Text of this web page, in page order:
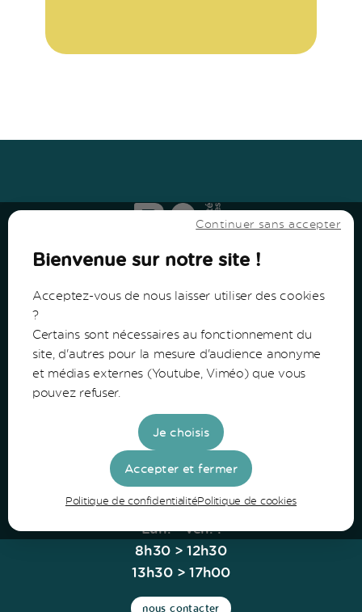
Communauté de Communes du Bazadais
Lieu-Dit Coucut
33430 Bazas
Tel: 05 56 25 28 81
Horaires
Lun. - Ven. :
8h30 > 12h30
13h30 > 17h00
nous contacter
Continuer sans accepter
Bienvenue sur notre site !
Acceptez-vous de nous laisser utiliser des cookies
?
Certains sont nécessaires au fonctionnement du
site, d'autres pour la mesure d'audience anonyme
et médias externes (Youtube, Viméo) que vous
pouvez refuser.
Je choisis
Accepter et fermer
Politique de confidentialitéPolitique de cookies